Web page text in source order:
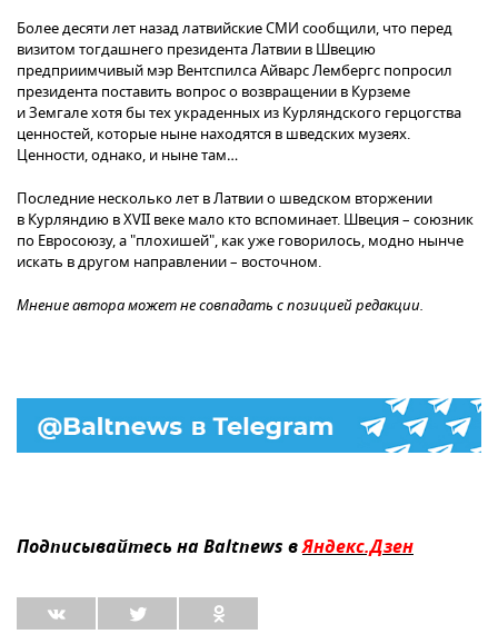
Более десяти лет назад латвийские СМИ сообщили, что перед
визитом тогдашнего президента Латвии в Швецию
предприимчивый мэр Вентспилса Айварс Лембергс попросил
президента поставить вопрос о возвращении в Курземе
и Земгале хотя бы тех украденных из Курляндского герцогства
ценностей, которые ныне находятся в шведских музеях.
Ценности, однако, и ныне там…
Последние несколько лет в Латвии о шведском вторжении
в Курляндию в XVII веке мало кто вспоминает. Швеция – союзник
по Евросоюзу, а "плохишей", как уже говорилось, модно нынче
искать в другом направлении – восточном.
Мнение автора может не совпадать с позицией редакции.
Подписывайтесь на Baltnews вЯндекс.Дзен